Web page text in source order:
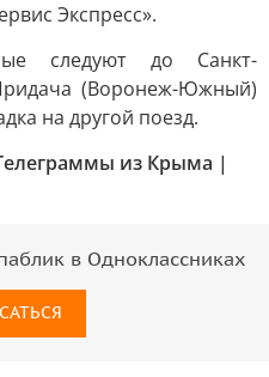
Экспресс».
следуют до Санкт-
(Воронеж-Южный)
на другой поезд.
из Крыма |
в Одноклассниках